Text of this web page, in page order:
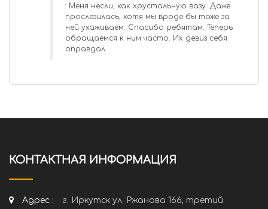
: Меня несли, как хрустальную вазу. Даже
прослезилась, хотя мы вроде бы тоже за
ней ухаживаем. Спасибо ребятам. Теперь
обращаемся к ним часто. Их девиз себя
оправдал.
КОНТАКТНАЯ ИНФОРМАЦИЯ
Адрес :
г. Иркутск ул. Ржанова 166, третий